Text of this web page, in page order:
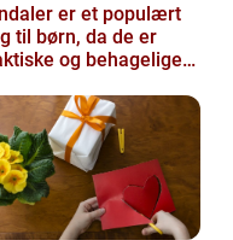
er et populært
til børn, da de er
og behagelige